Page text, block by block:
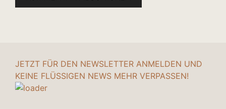
JETZT FÜR DEN NEWSLETTER ANMELDEN UND
KEINE FLÜSSIGEN NEWS MEHR VERPASSEN!